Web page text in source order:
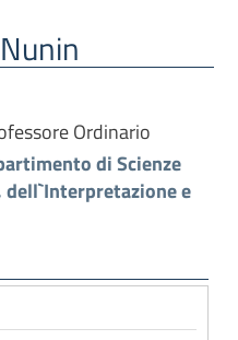
Ordinario
di Scienze
e